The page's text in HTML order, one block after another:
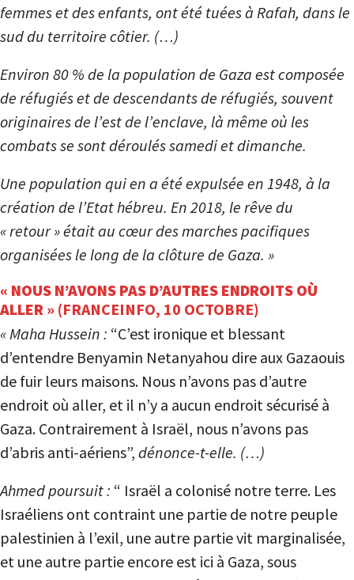
femmes et des enfants, ont été tuées à Rafah, dans le
sud du territoire côtier. (…)
Environ 80 % de la population de Gaza est composée
de réfugiés et de descendants de réfugiés, souvent
originaires de l’est de l’enclave, là même où les
combats se sont déroulés samedi et dimanche.
Une population qui en a été expulsée en 1948, à la
création de l’Etat hébreu. En 2018, le rêve du
« retour » était au cœur des marches pacifiques
organisées le long de la clôture de Gaza. »
« NOUS N’AVONS PAS D’AUTRES ENDROITS OÙ
ALLER » (FRANCEINFO, 10 OCTOBRE)
« Maha Hussein : “C’est ironique et blessant
d’entendre Benyamin Netanyahou dire aux Gazaouis
de fuir leurs maisons. Nous n’avons pas d’autre
endroit où aller, et il n’y a aucun endroit sécurisé à
Gaza. Contrairement à Israël, nous n’avons pas
d’abris anti-aériens”, dénonce-t-elle. (…)
Ahmed poursuit : “ Israël a colonisé notre terre. Les
Israéliens ont contraint une partie de notre peuple
palestinien à l’exil, une autre partie vit marginalisée,
et une autre partie encore est ici à Gaza, sous